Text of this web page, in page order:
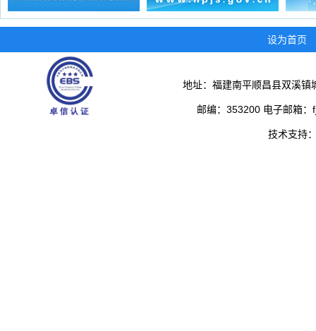
设为首页
地址：福建南平顺昌县双溪
邮编：353200 电子邮箱
技术支持